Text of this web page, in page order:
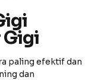
paling efektif dan
dan